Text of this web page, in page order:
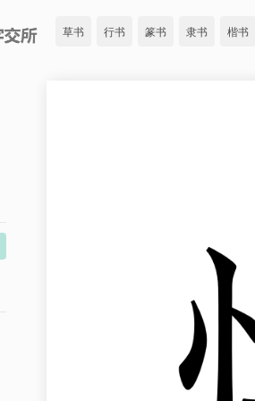
草书 行书 篆书 隶书 楷书